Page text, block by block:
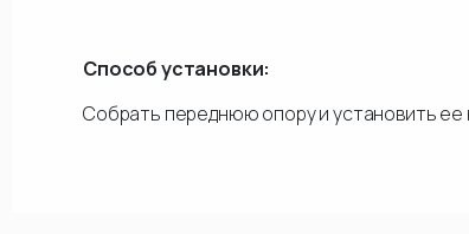
Способ установки:
Собрать переднюю опору и установить ее